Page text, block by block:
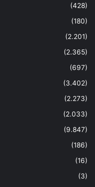
(428)
(180)
(2.201)
(2.365)
(697)
(3.402)
(2.273)
(2.033)
(9.847)
(186)
(16)
(3)